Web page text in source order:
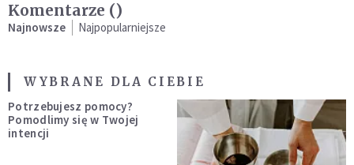
Komentarze ()
Najnowsze Najpopularniejsze
WYBRANE DLA CIEBIE
Potrzebujesz pomocy?
Pomodlimy się w Twojej
intencji